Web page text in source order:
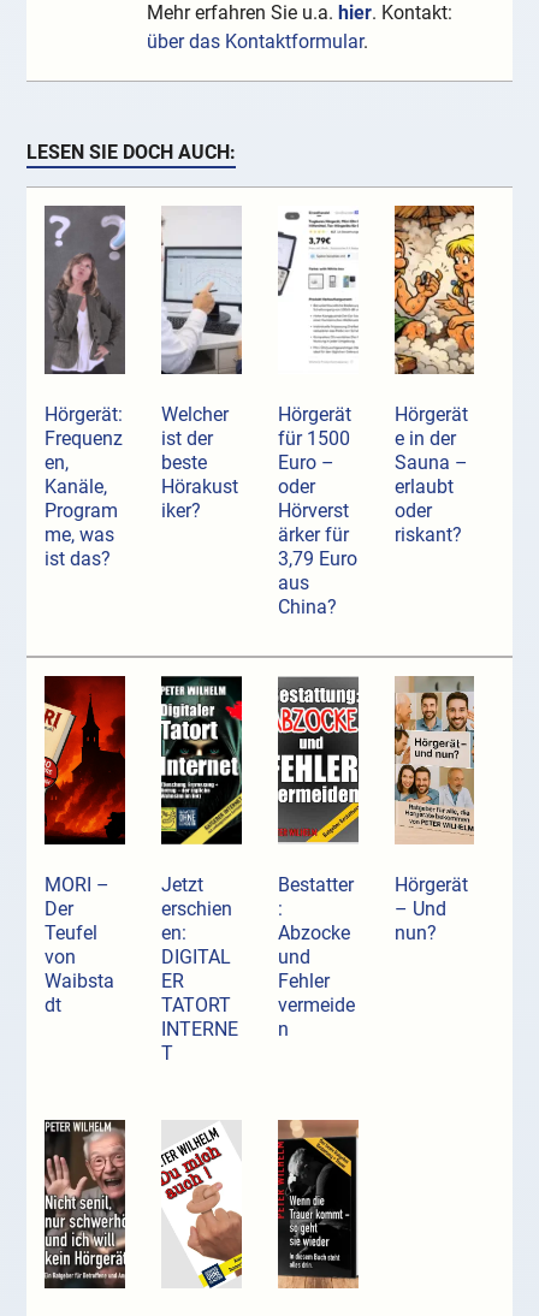
Mehr erfahren Sie u.a. hier. Kontakt:
über das Kontaktformular.
LESEN SIE DOCH AUCH:
Hörgerät:
Frequenz
en,
Kanäle,
Program
me, was
ist das?
Welcher
ist der
beste
Hörakust
iker?
Hörgerät
für 1500
Euro –
oder
Hörverst
ärker für
3,79 Euro
aus
China?
Hörgerät
e in der
Sauna –
erlaubt
oder
riskant?
MORI –
Der
Teufel
von
Waibsta
dt
Jetzt
erschien
en:
DIGITAL
ER
TATORT
INTERNE
T
Bestatter
:
Abzocke
und
Fehler
vermeide
n
Hörgerät
– Und
nun?